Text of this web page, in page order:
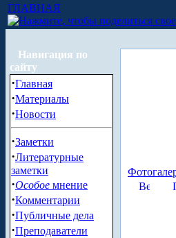
ГЛАВНАЯ
Навигация по
сайту
·Главная
·Материалы
·Новости
·Заметки
·Литературные
заметки
·Особое мнение
·Комментарии
·Публичные дела
·Преподаватели